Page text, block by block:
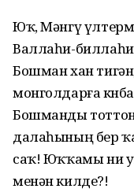
Юҡ, Мәнгү
Валлаһи-биллаһи,
Бошман хан
монголдарға
Бошманды
далаһының бер
саҡ! Юҡҡамы ни
менән килде?!